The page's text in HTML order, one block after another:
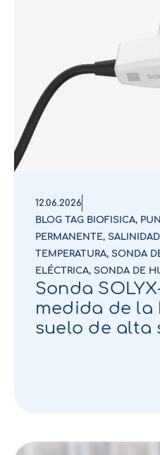
12.06.2026
BLOG TAG BIOFISICA,
PERMANENTE, SALINIDAD
TEMPERATURA, SONDA
ELÉCTRICA, SONDA DE
Sonda
medida de la
suelo de alta